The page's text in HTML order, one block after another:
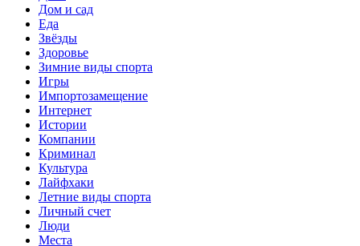
Дом и сад
Еда
Звёзды
Здоровье
Зимние виды спорта
Игры
Импортозамещение
Интернет
Истории
Компании
Криминал
Культура
Лайфхаки
Летние виды спорта
Личный счет
Люди
Места